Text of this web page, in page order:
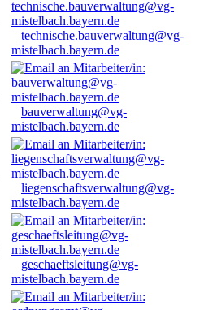
technische.bauverwaltung@vg-
mistelbach.bayern.de
bauverwaltung@vg-
mistelbach.bayern.de
liegenschaftsverwaltung@vg-
mistelbach.bayern.de
geschaeftsleitung@vg-
mistelbach.bayern.de